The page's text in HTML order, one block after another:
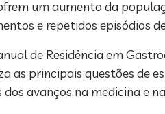
um aumento da
e repetidos episódios
de Residência em
as principais questões de
avanços na medicina e